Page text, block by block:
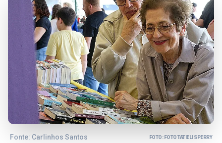
Fonte: Carlinhos Santos FOTO: FOTO TATIELI SPERRY